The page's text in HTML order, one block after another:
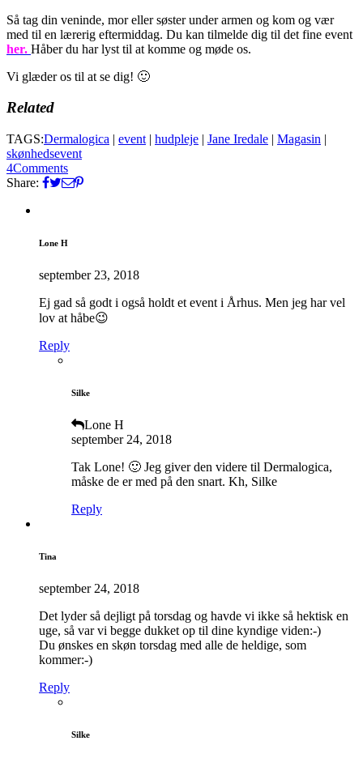
Så tag din veninde, mor eller søster under armen og kom og vær
med til en lærerig eftermiddag. Du kan tilmelde dig til det fine event
her. Håber du har lyst til at komme og møde os.
Vi glæder os til at se dig! 🙂
Related
TAGS:Dermalogica | event | hudpleje | Jane Iredale | Magasin |
skønhedsevent
4Comments
Share:
Lone H
september 23, 2018
Ej gad så godt i også holdt et event i Århus. Men jeg har vel
lov at håbe😉
Reply
Silke
Lone H
september 24, 2018
Tak Lone! 🙂 Jeg giver den videre til Dermalogica,
måske de er med på den snart. Kh, Silke
Reply
Tina
september 24, 2018
Det lyder så dejligt på torsdag og havde vi ikke så hektisk en
uge, så var vi begge dukket op til dine kyndige viden:-)
Du ønskes en skøn torsdag med alle de heldige, som
kommer:-)
Reply
Silke